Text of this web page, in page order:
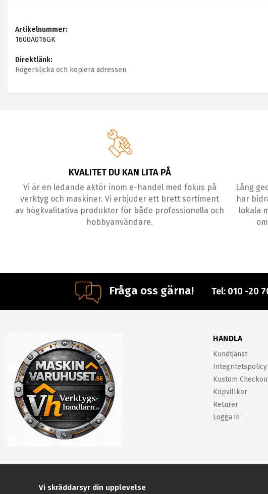
Artikelnummer:
1600A016GK
Direktlänk:
Högerklicka och kopiera adressen
KVALITET DU KAN LITA PÅ
Vi är en ledande aktör inom e-handel med fokus på
verktyg och maskiner. Vi erbjuder ett brett sortiment
av högkvalitativa produkter för både professionella och
hobbyanvändare.
Lång
har
lokala
Fråga oss gärna! Tel: 010 -20
HANDLA
Kundtjänst
Integritetspolicy
Kustom
Köpvillkor
Returer
Logga in
Vi skräddarsyr din upplevelse